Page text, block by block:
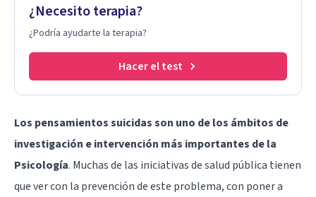
¿Necesito terapia?
¿Podría ayudarte la terapia?
Hacer el test
Los pensamientos suicidas son uno de los ámbitos de
investigación e intervención más importantes de la
Psicología. Muchas de las iniciativas de salud pública tienen
que ver con la prevención de este problema, con poner a